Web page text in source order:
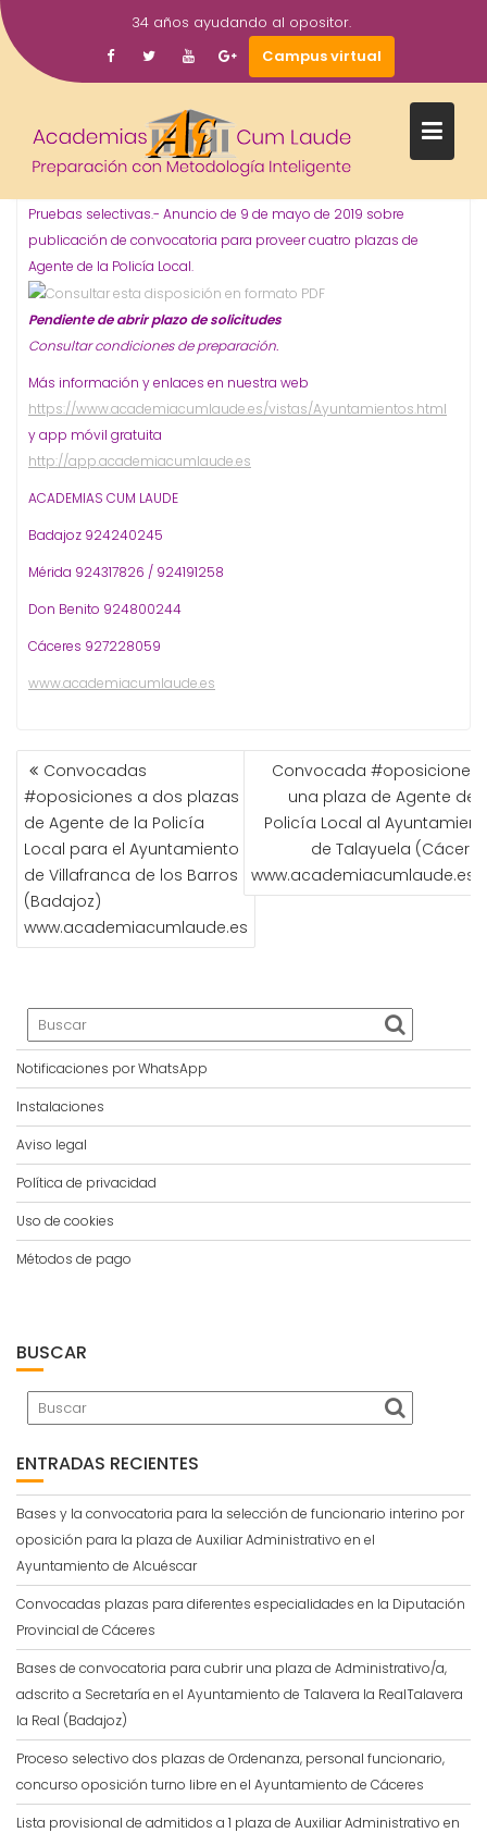
Saltar
al
contenido
34 años ayudando al opositor.
Campus virtual
May
2019
academiacumlaudeoposiciones
CONVOCATORIA #OPOSICIONES A
CUATRO PLAZAS DE AGENTE DE LA
POLICÍA LOCAL PARA EL
AYUNTAMIENTO DE DON BENITO
WWW.ACADEMIACUMLAUDE.ES
Pruebas selectivas.- Anuncio de 9 de mayo de 2019 sobre
publicación de convocatoria para proveer cuatro plazas de
Agente de la Policía Local.
Pendiente de abrir plazo de solicitudes
Consultar condiciones de preparación.
Más información y enlaces en nuestra web
https://www.academiacumlaude.es/vistas/Ayuntamientos.html
y app móvil gratuita
http://app.academiacumlaude.es
ACADEMIAS CUM LAUDE
Badajoz 924240245
Mérida 924317826 / 924191258
Don Benito 924800244
Cáceres 927228059
www.academiacumlaude.es
NAVEGACIÓN
DE
ENTRADAS
Convocadas
#oposiciones a dos plazas
de Agente de la Policía
Local para el Ayuntamiento
de Villafranca de los Barros
(Badajoz)
www.academiacumlaude.es
Convocada #oposiciones
una plaza de Agente de
Policía Local al
de Talayuela
www.academiacumlaude.es
Notificaciones por WhatsApp
Instalaciones
Aviso legal
Política de privacidad
Uso de cookies
Métodos de pago
BUSCAR
ENTRADAS RECIENTES
Bases y la convocatoria para la selección de funcionario interino por
oposición para la plaza de Auxiliar Administrativo en el
Ayuntamiento de Alcuéscar
Convocadas plazas para diferentes especialidades en la Diputación
Provincial de Cáceres
Bases de convocatoria para cubrir una plaza de Administrativo/a,
adscrito a Secretaría en el Ayuntamiento de Talavera la RealTalavera
la Real (Badajoz)
Proceso selectivo dos plazas de Ordenanza, personal funcionario,
concurso oposición turno libre en el Ayuntamiento de Cáceres
Lista provisional de admitidos a 1 plaza de Auxiliar Administrativo en